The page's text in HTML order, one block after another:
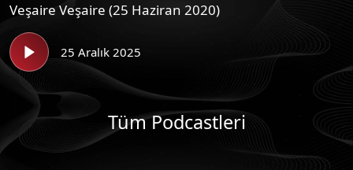
Veşaire Veşaire (25 Haziran 2020)
25 Aralık 2025
Tüm Podcastleri